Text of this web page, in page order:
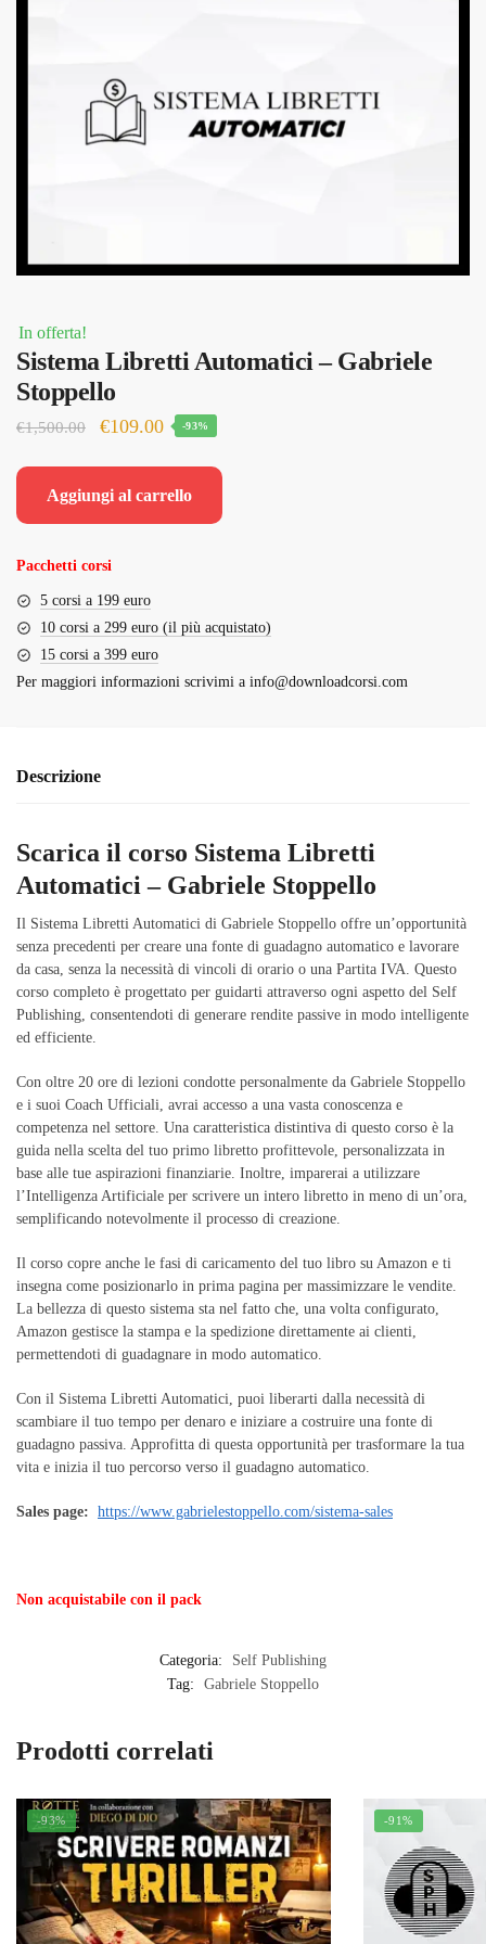
In offerta!
Sistema Libretti Automatici – Gabriele
Stoppello
€1,500.00
Il
originale
€109.00Il
attuale
-93%
Aggiungi al carrello
Pacchetti corsi
5 corsi a 199 euro
10 corsi a 299 euro (il più acquistato)
15 corsi a 399 euro
Per maggiori informazioni scrivimi a info@downloadcorsi.com
Descrizione
Scarica il corso Sistema Libretti
Automatici – Gabriele Stoppello
Il Sistema Libretti Automatici di Gabriele Stoppello offre un’opportunità
senza precedenti per creare una fonte di guadagno automatico e lavorare
da casa, senza la necessità di vincoli di orario o una Partita IVA. Questo
corso completo è progettato per guidarti attraverso ogni aspetto del Self
Publishing, consentendoti di generare rendite passive in modo intelligente
ed efficiente.
Con oltre 20 ore di lezioni condotte personalmente da Gabriele Stoppello
e i suoi Coach Ufficiali, avrai accesso a una vasta conoscenza e
competenza nel settore. Una caratteristica distintiva di questo corso è la
guida nella scelta del tuo primo libretto profittevole, personalizzata in
base alle tue aspirazioni finanziarie. Inoltre, imparerai a utilizzare
l’Intelligenza Artificiale per scrivere un intero libretto in meno di un’ora,
semplificando notevolmente il processo di creazione.
Il corso copre anche le fasi di caricamento del tuo libro su Amazon e ti
insegna come posizionarlo in prima pagina per massimizzare le vendite.
La bellezza di questo sistema sta nel fatto che, una volta configurato,
Amazon gestisce la stampa e la spedizione direttamente ai clienti,
permettendoti di guadagnare in modo automatico.
Con il Sistema Libretti Automatici, puoi liberarti dalla necessità di
scambiare il tuo tempo per denaro e iniziare a costruire una fonte di
guadagno passiva. Approfitta di questa opportunità per trasformare la tua
vita e inizia il tuo percorso verso il guadagno automatico.
Sales page: https://www.gabrielestoppello.com/sistema-sales
Non acquistabile con il pack
Categoria:
Self Publishing
Tag:
Gabriele Stoppello
Prodotti correlati
-93% -91%